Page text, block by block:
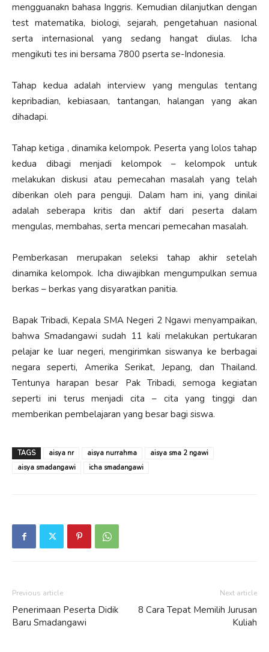
mengguanakn bahasa Inggris. Kemudian dilanjutkan dengan
test matematika, biologi, sejarah, pengetahuan nasional
serta internasional yang sedang hangat diulas. Icha
mengikuti tes ini bersama 7800 pserta se-Indonesia.
Tahap kedua adalah interview yang mengulas tentang
kepribadian, kebiasaan, tantangan, halangan yang akan
dihadapi.
Tahap ketiga , dinamika kelompok. Peserta yang lolos tahap
kedua dibagi menjadi kelompok – kelompok untuk
melakukan diskusi atau pemecahan masalah yang telah
diberikan oleh para penguji. Dalam ham ini, yang dinilai
adalah seberapa kritis dan aktif dari peserta dalam
mengulas, membahas, serta mencari pemecahan masalah.
Pemberkasan merupakan seleksi tahap akhir setelah
dinamika kelompok. Icha diwajibkan mengumpulkan semua
berkas – berkas yang disyaratkan panitia.
Bapak Tribadi, Kepala SMA Negeri 2 Ngawi menyampaikan,
bahwa Smadangawi sudah 11 kali melakukan pertukaran
pelajar ke luar negeri, mengirimkan siswanya ke berbagai
negara seperti, Amerika Serikat, Jepang, dan Thailand.
Tentunya harapan besar Pak Tribadi, semoga kegiatan
seperti ini terus menjadi cita – cita yang tinggi dan
memberikan pembelajaran yang besar bagi siswa.
TAGS aisya nr aisya nurrahma
aisya sma 2 ngawi
aisya smadangawi
icha smadangawi
Previous article
Penerimaan Peserta Didik
Baru Smadangawi
Next article
8 Cara Tepat Memilih Jurusan
Kuliah